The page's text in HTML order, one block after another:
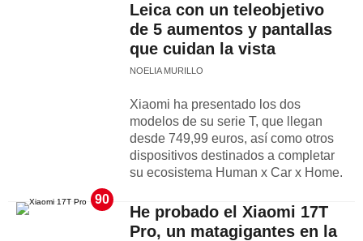
Leica con un teleobjetivo
de 5 aumentos y pantallas
que cuidan la vista
NOELIA MURILLO
Xiaomi ha presentado los dos
modelos de su serie T, que llegan
desde 749,99 euros, así como otros
dispositivos destinados a completar
su ecosistema Human x Car x Home.
90
He probado el Xiaomi 17T
Pro, un matagigantes en la